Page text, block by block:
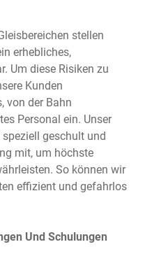
stellen
erhebliches,
Um diese Risiken zu
Kunden
von der Bahn
Personal ein. Unser
geschult und
mit, um höchste
So können wir
effizient und gefahrlos
Und Schulungen